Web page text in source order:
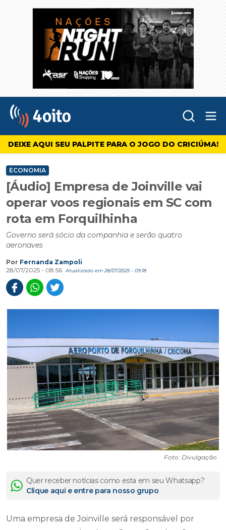
4oito
DEIXE AQUI SEU PALPITE PARA O JOGO DO CRICIÚMA!
ECONOMIA
[Áudio] Empresa de Joinville vai
operar voos regionais em SC com
rota em Forquilhinha
Governo será sócio da companhia e serão quatro
aeronaves
Por Fernanda Zampoli
28/07/2025 - 08:56
Atualizado em 28/07/2025 - 09:18
Foto: Divulgação
Quer receber notícias como esta em seu Whatsapp?
Clique aqui e entre para nosso grupo
Uma empresa de Joinville será responsável por